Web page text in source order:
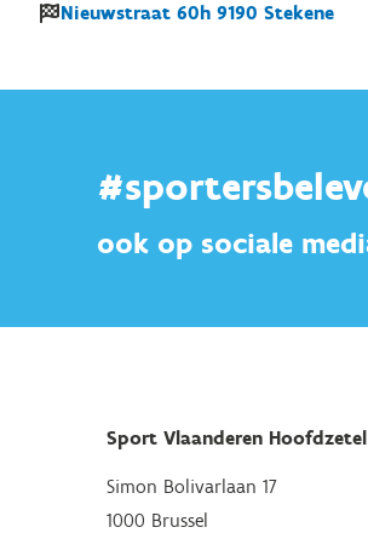
Nieuwstraat 60h 9190 Stekene
ook op sociale
Sport Vlaanderen Hoofdzetel
Simon Bolivarlaan 17
1000 Brussel